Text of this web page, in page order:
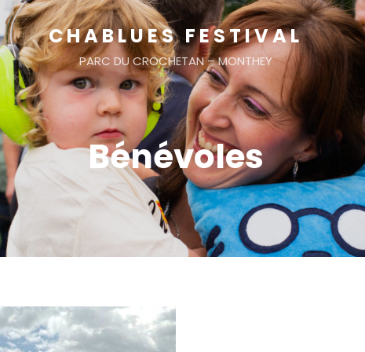
CHABLUES FESTIVAL
PARC DU CROCHETAN – MONTHEY
Bénévoles